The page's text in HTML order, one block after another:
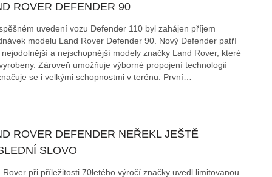
ROVER DEFENDER 90
uvedení vozu Defender 110 byl zahájen příjem
modelu Land Rover Defender 90. Nový Defender patří
nejodolnější a nejschopnější modely značky Land Rover, které
Zároveň umožňuje výborné propojení technologií
se i velkými schopnostmi v terénu. První…
ROVER DEFENDER NEŘEKL JEŠTĚ
SLOVO
Rover při příležitosti 70letého výročí značky uvedl limitovanou